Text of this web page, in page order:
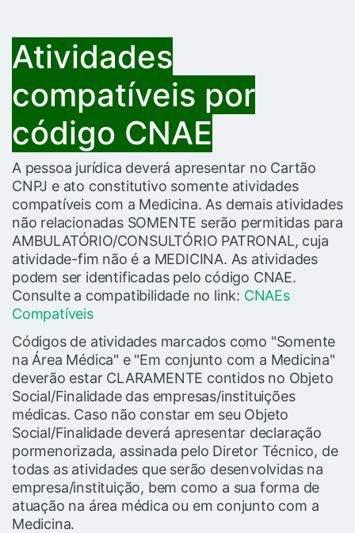
Atividades
compatíveis por
código CNAE
A pessoa jurídica deverá apresentar no Cartão
CNPJ e ato constitutivo somente atividades
compatíveis com a Medicina. As demais atividades
não relacionadas SOMENTE serão permitidas para
AMBULATÓRIO/CONSULTÓRIO PATRONAL, cuja
atividade-fim não é a MEDICINA. As atividades
podem ser identificadas pelo código CNAE.
Consulte a compatibilidade no link: CNAEs
Compatíveis
Códigos de atividades marcados como "Somente
na Área Médica" e "Em conjunto com a Medicina"
deverão estar CLARAMENTE contidos no Objeto
Social/Finalidade das empresas/instituições
médicas. Caso não constar em seu Objeto
Social/Finalidade deverá apresentar declaração
pormenorizada, assinada pelo Diretor Técnico, de
todas as atividades que serão desenvolvidas na
empresa/instituição, bem como a sua forma de
atuação na área médica ou em conjunto com a
Medicina.